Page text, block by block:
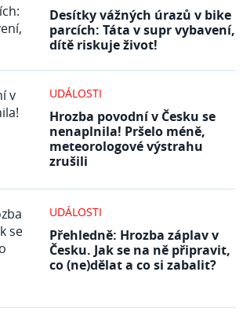
Desítky vážných úrazů v bike
parcích: Táta v supr vybavení,
dítě riskuje život!
UDÁLOSTI
Hrozba povodní v Česku se
nenaplnila! Pršelo méně,
meteorologové výstrahu
zrušili
UDÁLOSTI
Přehledně: Hrozba záplav v
Česku. Jak se na ně připravit,
co (ne)dělat a co si zabalit?